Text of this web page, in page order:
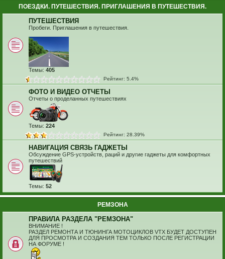
ПОЕЗДКИ. ПУТЕШЕСТВИЯ. ПРИГЛАШЕНИЯ В ПУТЕШЕСТВИЯ.
ПУТЕШЕСТВИЯ
Пробеги. Приглашения в путешествия.
Темы: 405
Рейтинг: 5.4%
ФОТО И ВИДЕО ОТЧЕТЫ
Отчеты о проделанных путешествиях
Темы: 224
Рейтинг: 28.39%
НАВИГАЦИЯ СВЯЗЬ ГАДЖЕТЫ
Обсуждение GPS-устройств, раций и другие гаджеты для комфортных
путешествий
Темы: 52
РЕМЗОНА
ПРАВИЛА РАЗДЕЛА "РЕМЗОНА"
ВНИМАНИЕ !
РАЗДЕЛ РЕМОНТА И ТЮНИНГА МОТОЦИКЛОВ VTX БУДЕТ ДОСТУПЕН
ДЛЯ ПРОСМОТРА И СОЗДАНИЯ ТЕМ ТОЛЬКО ПОСЛЕ РЕГИСТРАЦИИ
НА ФОРУМЕ !